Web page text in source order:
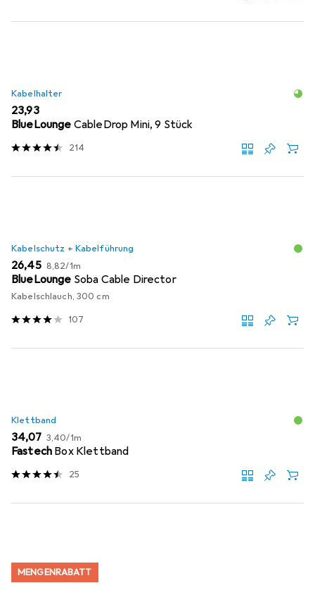
Kabelhalter
EUR
23,93
BlueLounge CableDrop Mini, 9 Stück
214
Kabelschutz + Kabelführung
EUR
26,45 EUR
8,82/1m
BlueLounge Soba Cable Director
Kabelschlauch, 300 cm
107
Klettband
EUR
34,07 EUR
3,40/1m
Fastech Box Klettband
25
MENGENRABATT